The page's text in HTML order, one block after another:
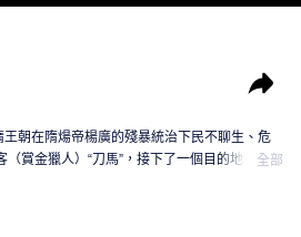
朝在隋煬帝楊廣的殘暴統治下民不聊生、危
賞金獵人）“刀馬”，接下了一個目的地為隋朝
牽動天下命運的旅途就此拉開帷幕……
全部